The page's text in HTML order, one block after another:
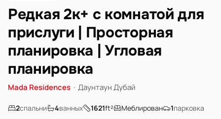
Редкая 2к+ с комнатой для
прислуги | Просторная
планировка | Угловая
планировка
Mada Residences · Даунтаун Дубай
2спальни 4ванных 1621ft² Меблирован 1парковка